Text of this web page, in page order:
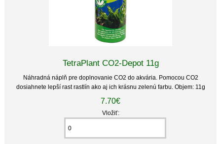
TetraPlant CO2-Depot 11g
Náhradná náplň pre doplnovanie CO2 do akvária. Pomocou CO2
dosiahnete lepší rast rastlín ako aj ich krásnu zelenú farbu. Objem: 11g
7.70€
Vložiť: